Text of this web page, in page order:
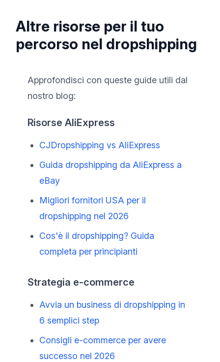
Altre risorse per il tuo
percorso nel dropshipping
Approfondisci con queste guide utili dal
nostro blog:
Risorse AliExpress
CJDropshipping vs AliExpress
Guida dropshipping da AliExpress a
eBay
Migliori fornitori USA per il
dropshipping nel 2026
Cos'è il dropshipping? Guida
completa per principianti
Strategia e-commerce
Avvia un business di dropshipping in
6 semplici step
Consigli e-commerce per avere
successo nel 2026